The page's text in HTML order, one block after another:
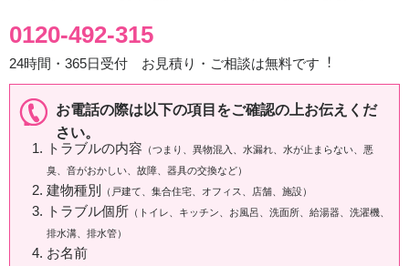
0120-492-315
24時間・365日受付 お見積り・ご相談は無料です︕
お電話の際は以下の項目をご確認の上お伝えくだ
さい。
トラブルの内容 （つまり、異物混入、水漏れ、水が止まらない、悪
臭、音がおかしい、故障、器具の交換など）
建物種別 （戸建て、集合住宅、オフィス、店舗、施設）
トラブル個所 （トイレ、キッチン、お風呂、洗面所、給湯器、洗濯機、
排水溝、排水管）
お名前